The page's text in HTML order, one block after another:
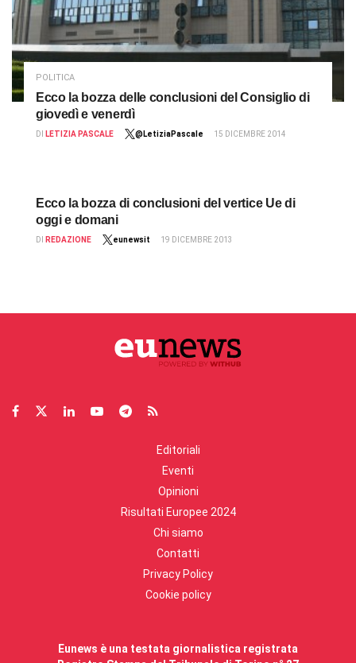
POLITICA
Ecco la bozza delle conclusioni del Consiglio di
giovedì e venerdì
DI LETIZIA PASCALE @LetiziaPascale 15 DICEMBRE 2014
Ecco la bozza di conclusioni del vertice Ue di
oggi e domani
DI REDAZIONE eunewsit 19 DICEMBRE 2013
Editoriali
Eventi
Opinioni
Risultati Europee 2024
Chi siamo
Contatti
Privacy Policy
Cookie policy
Eunews è una testata giornalistica registrata